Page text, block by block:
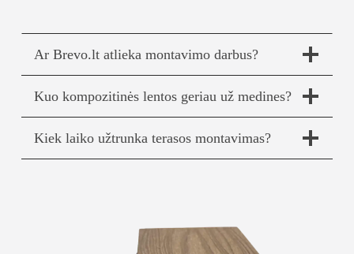
Ar Brevo.lt atlieka montavimo darbus?
Kuo kompozitinės lentos geriau už medines?
Kiek laiko užtrunka terasos montavimas?